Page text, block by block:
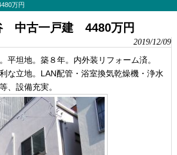
万円
中古一戸建 4480万円
2019/12/09
平坦地。築８年。内外装リフォーム済。
な立地。LAN配管・浴室換気乾燥機・浄水
、設備充実。